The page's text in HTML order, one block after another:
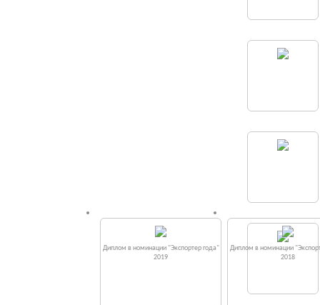
Диплом в номинации "Экспортер года"
2019
Диплом в номинации
2018